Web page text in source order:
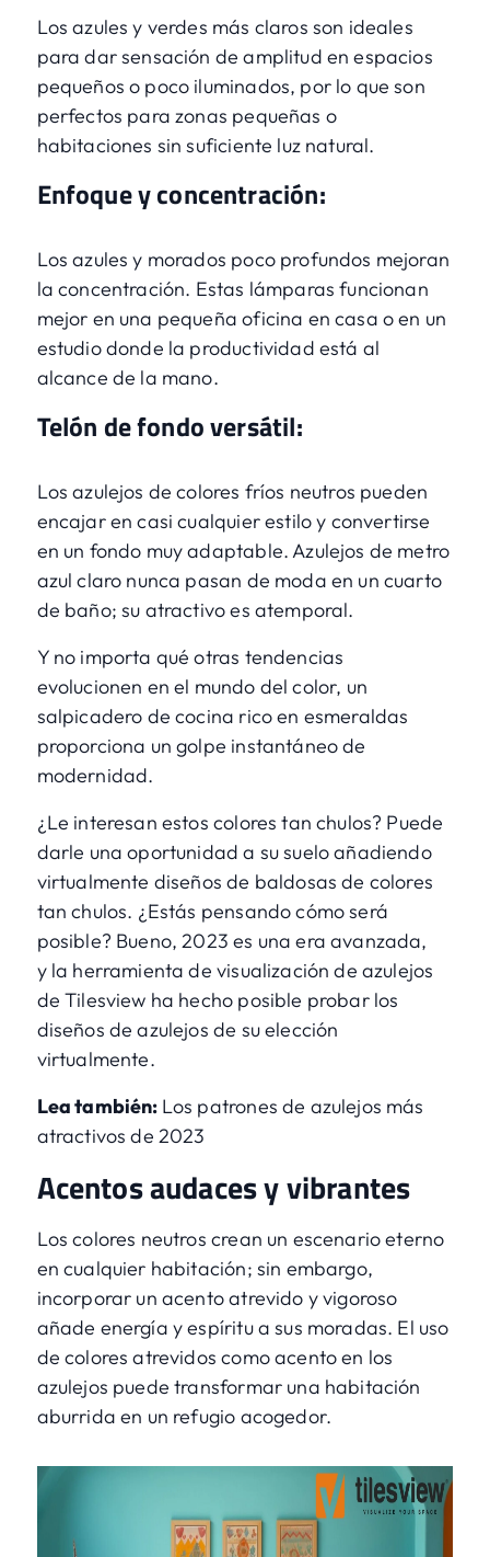
Los azules y verdes más claros son ideales
para dar sensación de amplitud en espacios
pequeños o poco iluminados, por lo que son
perfectos para zonas pequeñas o
habitaciones sin suficiente luz natural.
Enfoque y concentración:
Los azules y morados poco profundos mejoran
la concentración. Estas lámparas funcionan
mejor en una pequeña oficina en casa o en un
estudio donde la productividad está al
alcance de la mano.
Telón de fondo versátil:
Los azulejos de colores fríos neutros pueden
encajar en casi cualquier estilo y convertirse
en un fondo muy adaptable. Azulejos de metro
azul claro nunca pasan de moda en un cuarto
de baño; su atractivo es atemporal.
Y no importa qué otras tendencias
evolucionen en el mundo del color, un
salpicadero de cocina rico en esmeraldas
proporciona un golpe instantáneo de
modernidad.
¿Le interesan estos colores tan chulos? Puede
darle una oportunidad a su suelo añadiendo
virtualmente diseños de baldosas de colores
tan chulos. ¿Estás pensando cómo será
posible? Bueno, 2023 es una era avanzada,
y la herramienta de visualización de azulejos
de Tilesview ha hecho posible probar los
diseños de azulejos de su elección
virtualmente.
Lea también: Los patrones de azulejos más
atractivos de 2023
Acentos audaces y vibrantes
Los colores neutros crean un escenario eterno
en cualquier habitación; sin embargo,
incorporar un acento atrevido y vigoroso
añade energía y espíritu a sus moradas. El uso
de colores atrevidos como acento en los
azulejos puede transformar una habitación
aburrida en un refugio acogedor.